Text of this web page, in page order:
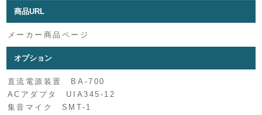
商品URL
メーカー商品ページ
オプション
直流電源装置 BA-700
ACアダプタ UIA345-12
集音マイク SMT-1